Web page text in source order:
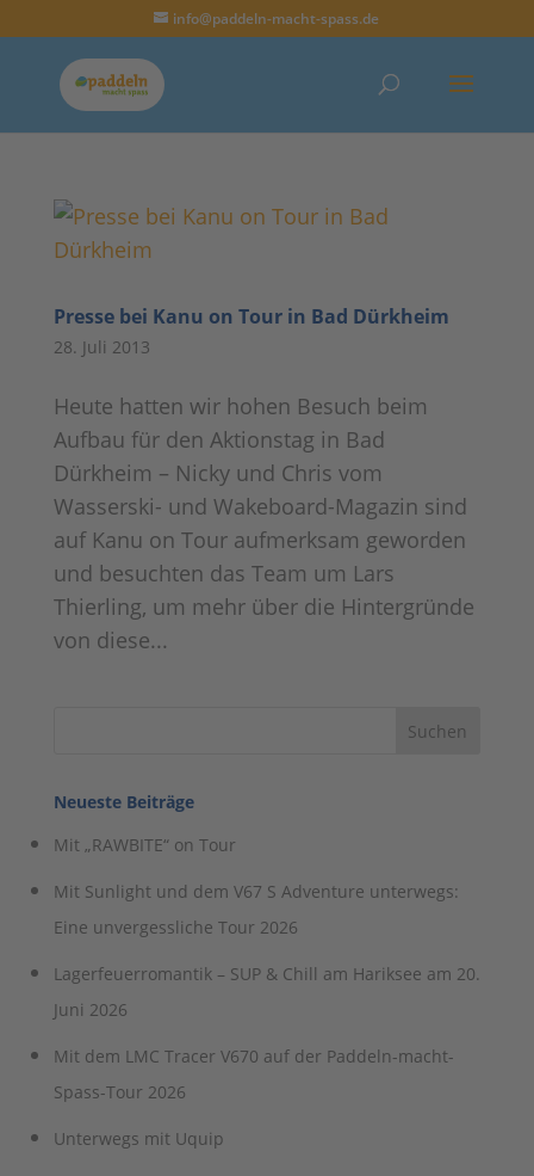
info@paddeln-macht-spass.de
Presse bei Kanu on Tour in Bad Dürkheim
28. Juli 2013
Heute hatten wir hohen Besuch beim
Aufbau für den Aktionstag in Bad
Dürkheim – Nicky und Chris vom
Wasserski- und Wakeboard-Magazin sind
auf Kanu on Tour aufmerksam geworden
und besuchten das Team um Lars
Thierling, um mehr über die Hintergründe
von diese...
Neueste Beiträge
Mit „RAWBITE“ on Tour
Mit Sunlight und dem V67 S Adventure unterwegs:
Eine unvergessliche Tour 2026
Lagerfeuerromantik – SUP & Chill am Hariksee am 20.
Juni 2026
Mit dem LMC Tracer V670 auf der Paddeln-macht-
Spass-Tour 2026
Unterwegs mit Uquip